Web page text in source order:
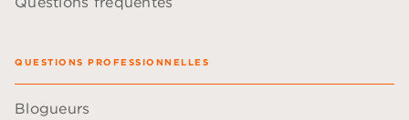
QUESTIONS PROFESSIONNELLES
Blogueurs